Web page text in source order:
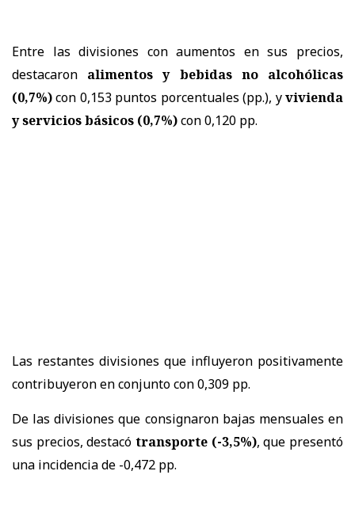
Entre las divisiones con aumentos en sus precios,
destacaron alimentos y bebidas no alcohólicas
(0,7%)con 0,153 puntos porcentuales (pp.), yvivienda
y servicios básicos (0,7%)con 0,120 pp.
Las restantes divisiones que influyeron positivamente
contribuyeron en conjunto con 0,309 pp.
De las divisiones que consignaron bajas mensuales en
sus precios, destacó transporte (-3,5%), que presentó
una incidencia de -0,472 pp.